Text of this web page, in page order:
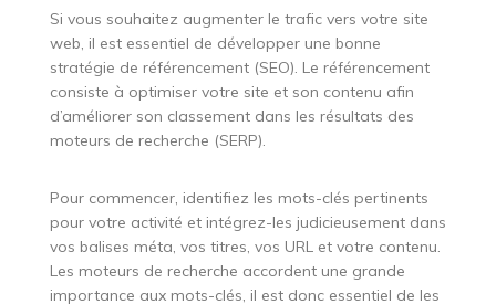
Si vous souhaitez augmenter le trafic vers votre site
web, il est essentiel de développer une bonne
stratégie de référencement (SEO). Le référencement
consiste à optimiser votre site et son contenu afin
d’améliorer son classement dans les résultats des
moteurs de recherche (SERP).
Pour commencer, identifiez les mots-clés pertinents
pour votre activité et intégrez-les judicieusement dans
vos balises méta, vos titres, vos URL et votre contenu.
Les moteurs de recherche accordent une grande
importance aux mots-clés, il est donc essentiel de les